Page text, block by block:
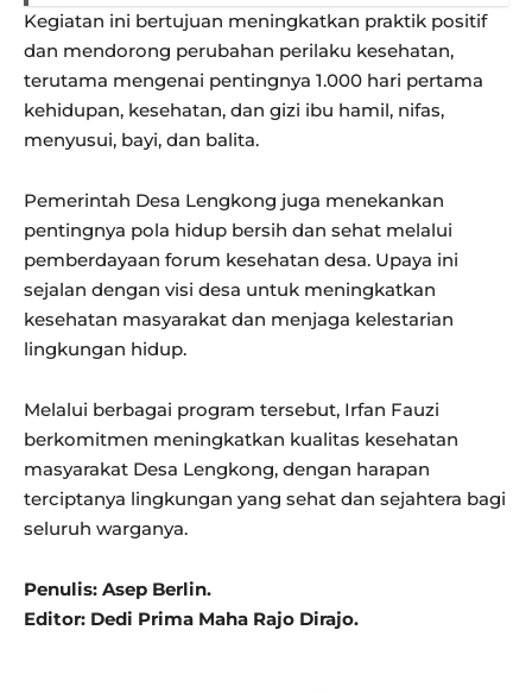
Kegiatan ini bertujuan meningkatkan praktik positif
dan mendorong perubahan perilaku kesehatan,
terutama mengenai pentingnya 1.000 hari pertama
kehidupan, kesehatan, dan gizi ibu hamil, nifas,
menyusui, bayi, dan balita.
Pemerintah Desa Lengkong juga menekankan
pentingnya pola hidup bersih dan sehat melalui
pemberdayaan forum kesehatan desa. Upaya ini
sejalan dengan visi desa untuk meningkatkan
kesehatan masyarakat dan menjaga kelestarian
lingkungan hidup.
Melalui berbagai program tersebut, Irfan Fauzi
berkomitmen meningkatkan kualitas kesehatan
masyarakat Desa Lengkong, dengan harapan
terciptanya lingkungan yang sehat dan sejahtera bagi
seluruh warganya.
Penulis: Asep Berlin.
Editor: Dedi Prima Maha Rajo Dirajo.